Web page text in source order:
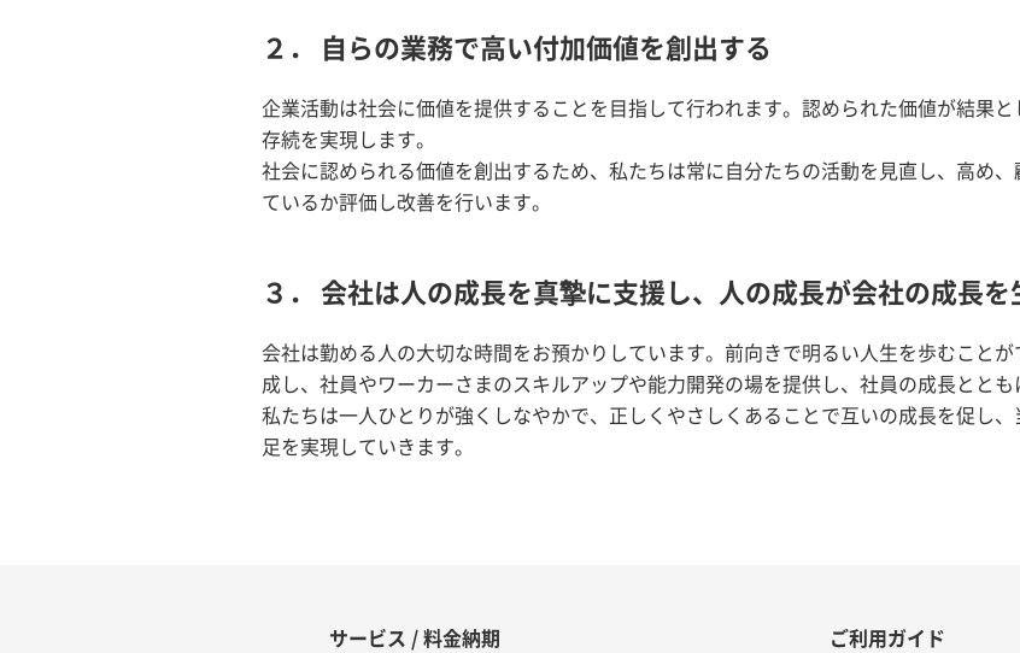
２． 自らの業務で高い付加価値を創出する
企業活動は社会に価値を提供することを目指して行われます。認められた価値が結果
存続を実現します。
社会に認められる価値を創出するため、私たちは常に自分たちの活動を見直し、高め
ているか評価し改善を行います。
３． 会社は人の成長を真摯に支援し、人の成長が会社の成長を
会社は勤める人の大切な時間をお預かりしています。前向きで明るい人生を歩むこと
成し、社員やワーカーさまのスキルアップや能力開発の場を提供し、社員の成長ととも
私たちは一人ひとりが強くしなやかで、正しくやさしくあることで互いの成長を促し
足を実現していきます。
サービス / 料金納期
ご利用ガイド